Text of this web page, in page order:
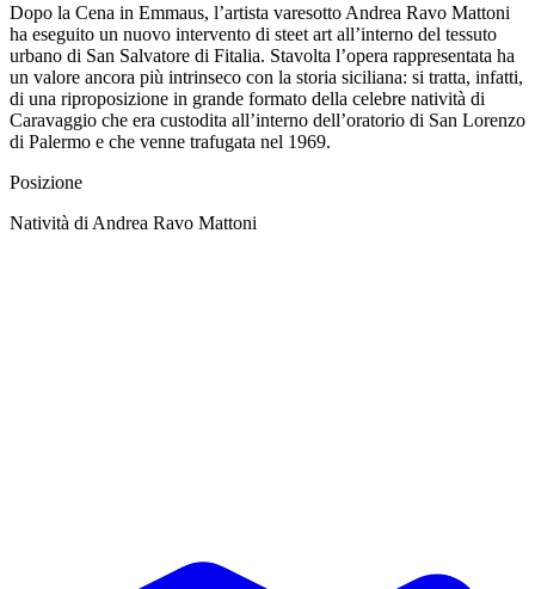
Dopo la Cena in Emmaus, l’artista varesotto Andrea Ravo Mattoni
ha eseguito un nuovo intervento di steet art all’interno del tessuto
urbano di San Salvatore di Fitalia. Stavolta l’opera rappresentata ha
un valore ancora più intrinseco con la storia siciliana: si tratta, infatti,
di una riproposizione in grande formato della celebre natività di
Caravaggio che era custodita all’interno dell’oratorio di San Lorenzo
di Palermo e che venne trafugata nel 1969.
Posizione
Natività di Andrea Ravo Mattoni